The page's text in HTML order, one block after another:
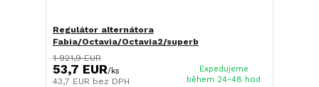
Regulátor alternátora
Fabia/Octavia/Octavia2/superb
1 921,9 EUR
53,7 EUR/ks
43,7 EUR bez DPH
Expedujeme
během 24-48 hod